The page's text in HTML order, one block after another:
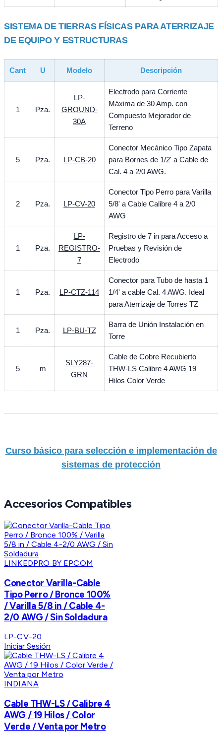
SISTEMA DE TIERRAS FÍSICAS PARA ATERRIZAJE
DE EQUIPO Y ESTRUCTURAS
Cant U Modelo Descripción
1 Pza.
LP-
GROUND-
30A
Electrodo para Corriente
Máxima de 30 Amp. con
Compuesto Mejorador de
Terreno
5 Pza. LP-CB-20
Conector Mecánico Tipo Zapata
para Bornes de 1/2' a Cable de
Cal. 4 a 2/0 AWG.
2 Pza. LP-CV-20
Conector Tipo Perro para Varilla
5/8' a Cable Calibre 4 a 2/0
AWG
1 Pza.
LP-
REGISTRO-
7
Registro de 7 in para Acceso a
Pruebas y Revisión de
Electrodo
1 Pza. LP-CTZ-114
Conector para Tubo de hasta 1
1/4' a cable Cal. 4 AWG. Ideal
para Aterrizaje de Torres TZ
1 Pza. LP-BU-TZ
Barra de Unión Instalación en
Torre
5 m
SLY287-
GRN
Cable de Cobre Recubierto
THW-LS Calibre 4 AWG 19
Hilos Color Verde
Curso básico para selección e implementación de
sistemas de protección
Accesorios Compatibles
LINKEDPRO BY EPCOM
Conector Varilla-Cable
Tipo Perro / Bronce 100%
/ Varilla 5/8 in / Cable 4-
2/0 AWG / Sin Soldadura
LP-CV-20
Iniciar Sesión
INDIANA
Cable THW-LS / Calibre 4
AWG / 19 Hilos / Color
Verde / Venta por Metro